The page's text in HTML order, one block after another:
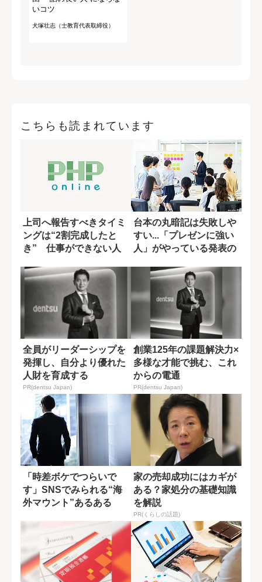
いコツ
犬塚壮志（士教育代表取締役）
こちらも読まれています
上司へ報告すべきタイミ
ングは“2割完成したと
き” 仕事ができない人
台本の丸暗記は失敗しや
すい...「プレゼンに強い
人」がやっている発表の
全員がリーダーシップを
発揮し、自分より優れた
人財を育成する
PR(dentsu Japan)
創業125年の課題解決力×
多様な才能で挑む、これ
からの電通
PR(dentsu Japan)
「時差ボケでつらいで
す」SNSでみられる“海
外マウント”あるある
家の売却成功にはカギが
ある？家処分の基礎知識
を解説
PR(くらしの話題)